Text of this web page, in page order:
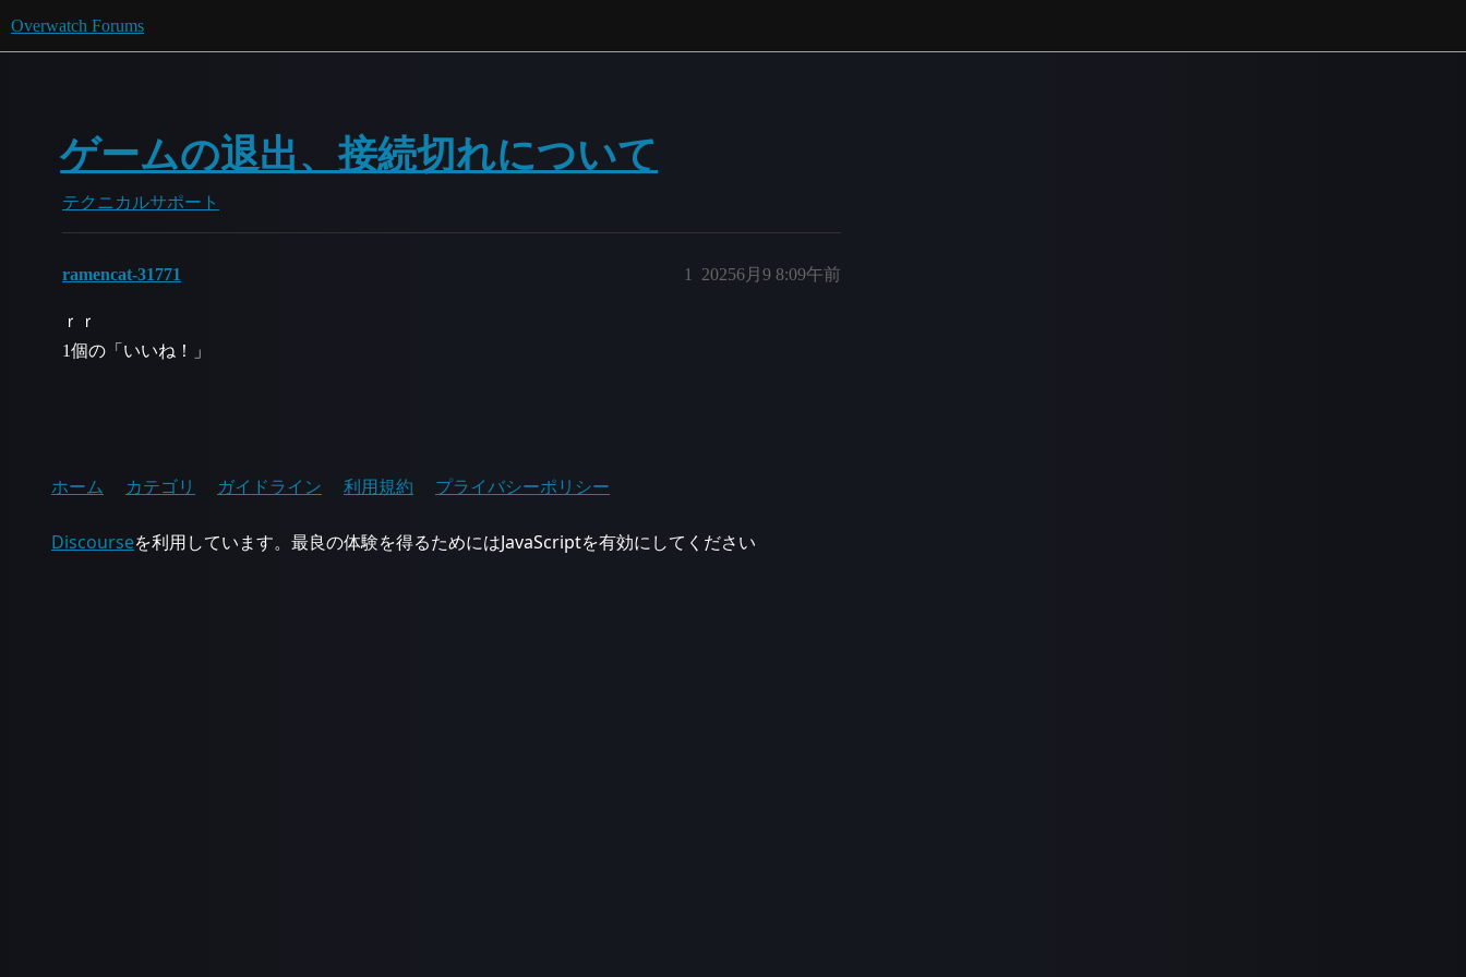
Overwatch Forums
ゲームの退出、接続切れについて
テクニカルサポート
ramencat-31771 20256月9 8:09午前
1
ｒｒ
1個の「いいね！」
ホーム カテゴリ ガイドライン 利用規約 プライバシーポリシー
Discourseを利用しています。最良の体験を得るためにはJavaScriptを有効にしてください